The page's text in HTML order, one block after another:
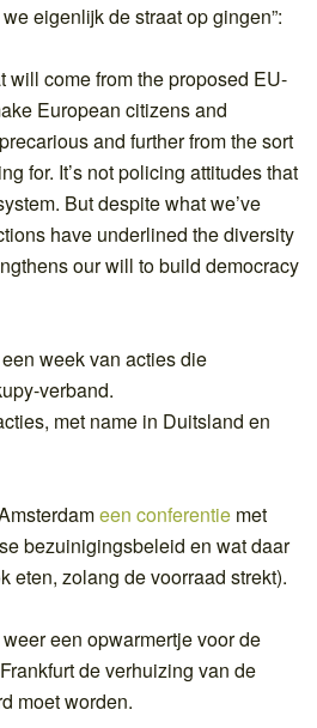
eigenlijk de straat op gingen”:
will come from the proposed EU-
European citizens and
and further from the sort
for. It’s not policing attitudes that
But despite what we’ve
have underlined the diversity
our will to build democracy
week van acties die
verband.
met name in Duitsland en
een conferentie met
bezuinigingsbeleid en wat daar
eten, zolang de voorraad strekt).
een opwarmertje voor de
de verhuizing van de
moet worden.